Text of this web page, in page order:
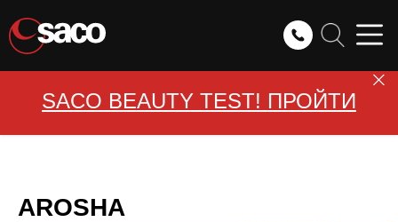
SACO BEAUTY TEST! ПРОЙТИ
AROSHA